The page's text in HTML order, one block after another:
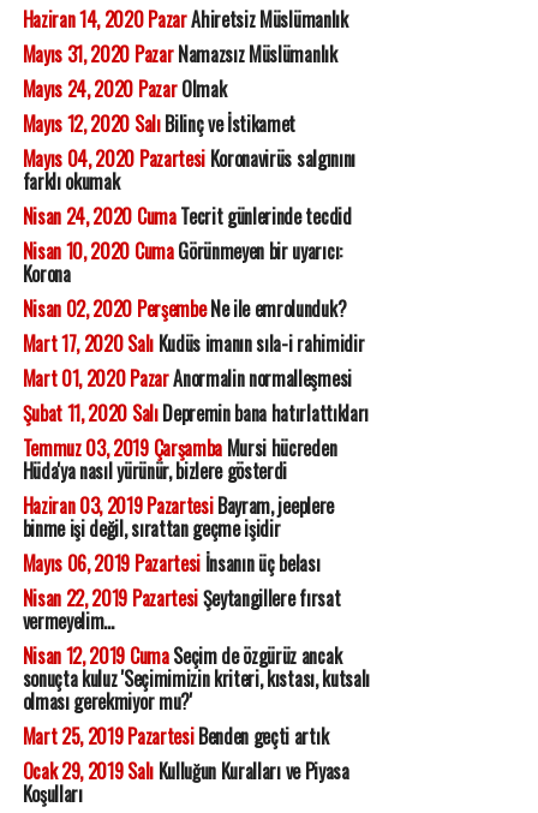
Haziran 14, 2020 PazarAhiretsiz Müslümanlık
Mayıs 31, 2020 PazarNamazsız Müslümanlık
Mayıs 24, 2020 PazarOlmak
Mayıs 12, 2020 SalıBilinç ve İstikamet
Mayıs 04, 2020 PazartesiKoronavirüs salgınını
farklı okumak
Nisan 24, 2020 CumaTecrit günlerinde tecdid
Nisan 10, 2020 CumaGörünmeyen bir uyarıcı:
Korona
Nisan 02, 2020 PerşembeNe ile emrolunduk?
Mart 17, 2020 SalıKudüs imanın sıla-i rahimidir
Mart 01, 2020 PazarAnormalin normalleşmesi
Şubat 11, 2020 SalıDepremin bana hatırlattıkları
Temmuz 03, 2019 ÇarşambaMursi hücreden
Hüda'ya nasıl yürünür, bizlere gösterdi
Haziran 03, 2019 PazartesiBayram, jeeplere
binme işi değil, sırattan geçme işidir
Mayıs 06, 2019 Pazartesiİnsanın üç belası
Nisan 22, 2019 PazartesiŞeytangillere fırsat
vermeyelim...
Nisan 12, 2019 CumaSeçim de özgürüz ancak
sonuçta kuluz 'Seçimimizin kriteri, kıstası, kutsalı
olması gerekmiyor mu?'
Mart 25, 2019 PazartesiBenden geçti artık
Ocak 29, 2019 SalıKulluğun Kuralları ve Piyasa
Koşulları